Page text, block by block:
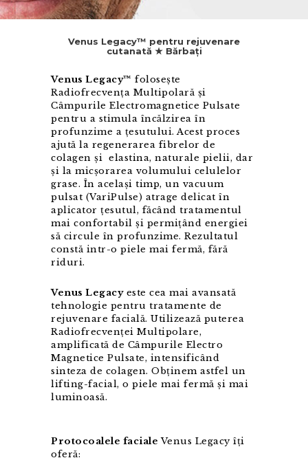
Venus Legacy™ pentru rejuvenare
cutanată ★ Bărbați
Venus Legacy™ folosește
Radiofrecvența Multipolară și
Câmpurile Electromagnetice Pulsate
pentru a stimula încălzirea în
profunzime a țesutului. Acest proces
ajută la regenerarea fibrelor de
colagen și elastina, naturale pielii, dar
și la micșorarea volumului celulelor
grase. În același timp, un vacuum
pulsat (VariPulse) atrage delicat în
aplicator țesutul, făcând tratamentul
mai confortabil și permițând energiei
să circule în profunzime. Rezultatul
constă intr-o piele mai fermă, fără
riduri.
Venus Legacyeste cea mai avansată
tehnologie pentru tratamente de
rejuvenare facială. Utilizează puterea
Radiofrecvenței Multipolare,
amplificată de Câmpurile Electro
Magnetice Pulsate, intensificând
sinteza de colagen. Obținem astfel un
lifting-facial, o piele mai fermă și mai
luminoasă.
Protocoalele faciale Venus Legacy îți
oferă: